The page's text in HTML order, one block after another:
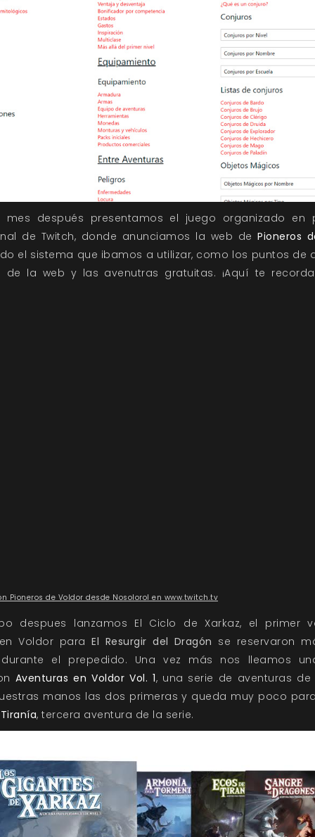
mes después presentamos el juego organizado en
de Twitch, donde anunciamos la web de Pioneros
el sistema que ibamos a utilizar, como los puntos de
de la web y las avenutras gratuitas. ¡Aquí te
Pioneros de Voldor desde Nosolorol en www.twitch.tv
despues lanzamos El Ciclo de Xarkaz, el primer
Voldor paraEl Resurgir del Dragón se reservaron
el prepedido. Una vez más nos lleamos
Aventuras en Voldor Vol. 1, una serie de aventuras
manos las dos primeras y queda muy poco
, tercera aventura de la serie.